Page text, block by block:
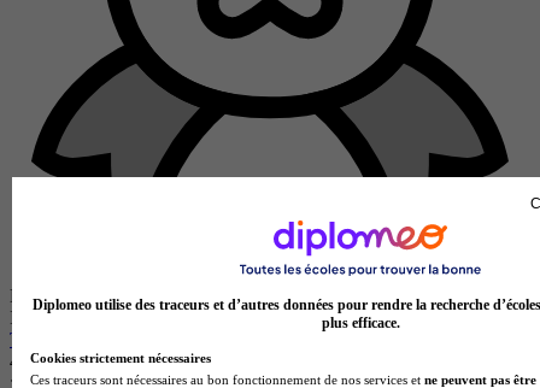
École partenaire
INTERFOR - Amiens
Titre certifié niveau 7 - Manager des Risques QSSE
4.8
Diplomeo utilise des traceurs et d’autres données pour rendre la recherche
plus efficace.
Cookies strictement nécessaires
Ces traceurs sont nécessaires au bon fonctionnement de nos services et ne peuvent pas être